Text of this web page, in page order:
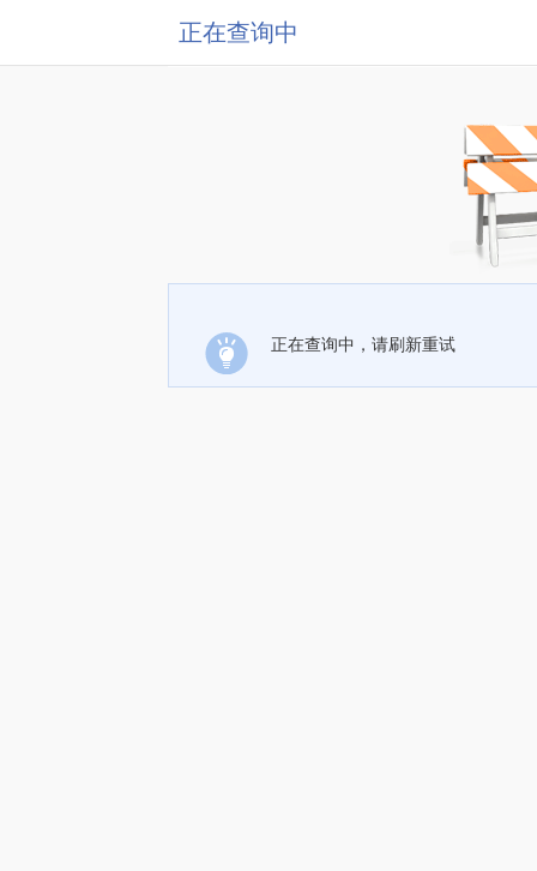
正在查询中
正在查询中，请刷新重试